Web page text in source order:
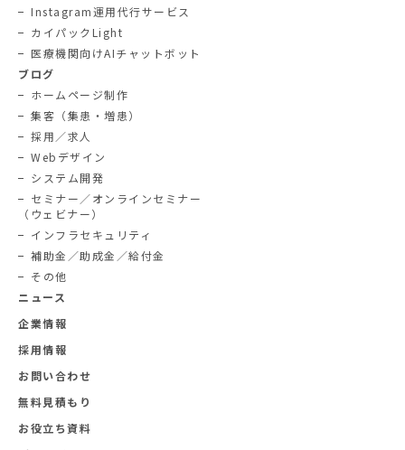
Instagram運用代行サービス
カイパックLight
医療機関向けAIチャットボット
ブログ
ホームページ制作
集客（集患・増患）
採用／求人
Webデザイン
システム開発
セミナー／オンラインセミナー
（ウェビナー）
インフラセキュリティ
補助金／助成金／給付金
その他
ニュース
企業情報
採用情報
お問い合わせ
無料見積もり
お役立ち資料